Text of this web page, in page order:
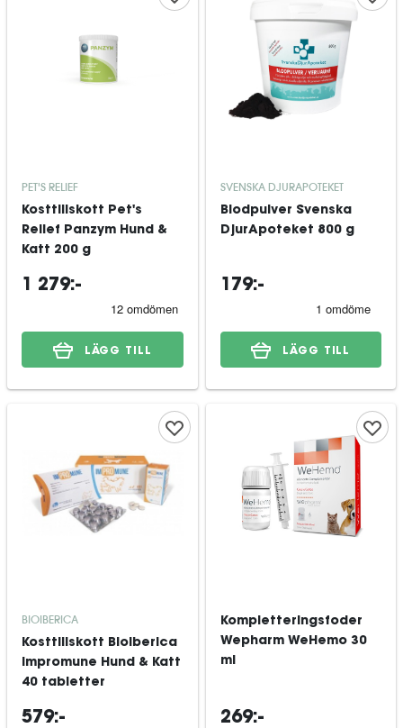
PET'S RELIEF
Kosttillskott Pet's
Relief Panzym Hund &
Katt 200 g
1 279:-
LÄGG TILL
SVENSKA DJURAPOTEKET
Blodpulver Svenska
DjurApoteket 800 g
179:-
LÄGG TILL
BIOIBERICA
Kosttillskott Bioiberica
Impromune Hund & Katt
40 tabletter
579:-
Kompletteringsfoder
Wepharm WeHemo 30
ml
269:-